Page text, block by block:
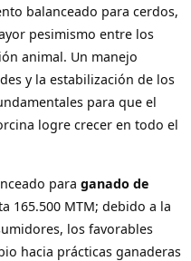
balanceado para cerdos,
pesimismo entre los
animal. Un manejo
y la estabilización de los
para que el
logre crecer en todo el
para ganado de
165.500 MTM; debido a la
los favorables
hacia prácticas ganaderas